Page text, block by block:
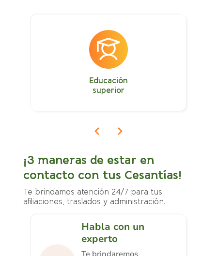
Educación
superior
¡3 maneras de estar en
contacto con tus Cesantías!
Te brindamos atención 24/7 para tus
afiliaciones, traslados y administración.
Habla con un
experto